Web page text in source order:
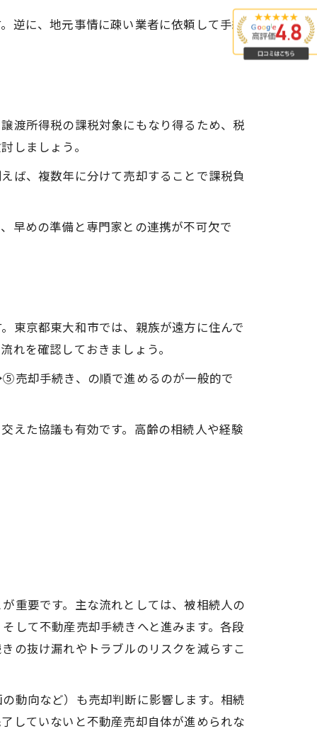
逆に、地元事情に疎い業者に依頼して手続
渡所得税の課税対象にもなり得るため、税
しましょう。
ば、複数年に分けて売却することで課税負
早めの準備と専門家との連携が不可欠で
東京都東大和市では、親族が遠方に住んで
れを確認しておきましょう。
却手続き、の順で進めるのが一般的で
えた協議も有効です。高齢の相続人や経験
重要です。主な流れとしては、被相続人の
して不動産売却手続きへと進みます。各段
の抜け漏れやトラブルのリスクを減らすこ
動向など）も売却判断に影響します。相続
していないと不動産売却自体が進められな